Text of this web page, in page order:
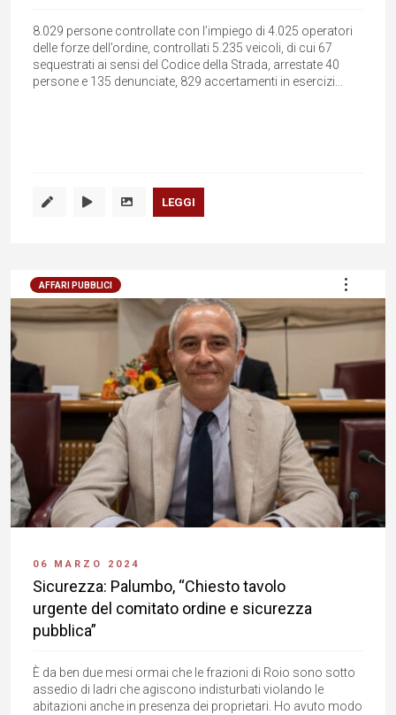
8.029 persone controllate con l’impiego di 4.025 operatori
delle forze dell’ordine, controllati 5.235 veicoli, di cui 67
sequestrati ai sensi del Codice della Strada, arrestate 40
persone e 135 denunciate, 829 accertamenti in esercizi...
LEGGI
AFFARI PUBBLICI
06 MARZO 2024
Sicurezza: Palumbo, “Chiesto tavolo
urgente del comitato ordine e sicurezza
pubblica”
È da ben due mesi ormai che le frazioni di Roio sono sotto
assedio di ladri che agiscono indisturbati violando le
abitazioni anche in presenza dei proprietari. Ho avuto modo